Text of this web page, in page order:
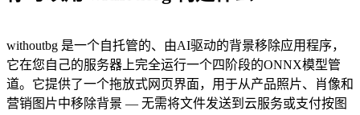
withoutbg 是一个自托管的、由AI驱动的背景移除应用程序，
它在您自己的服务器上完全运行一个四阶段的ONNX模型管
道。它提供了一个拖放式网页界面，用于从产品照片、肖像和
营销图片中移除背景 — 无需将文件发送到云服务或支付按图